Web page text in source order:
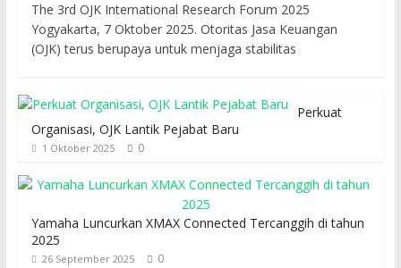
The 3rd OJK International Research Forum 2025
Yogyakarta, 7 Oktober 2025. Otoritas Jasa Keuangan
(OJK) terus berupaya untuk menjaga stabilitas
Perkuat
Organisasi, OJK Lantik Pejabat Baru
1 Oktober 2025 0
Yamaha Luncurkan XMAX Connected Tercanggih di tahun
2025
26 September 2025 0